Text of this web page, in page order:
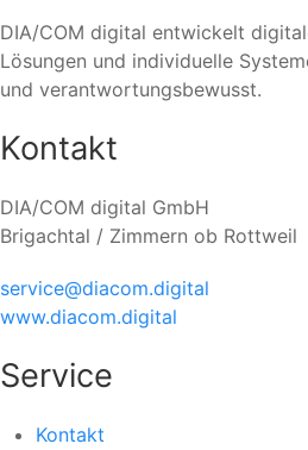
DIA/COM digital entwickelt
Lösungen und individuelle
und verantwortungsbewusst.
Kontakt
DIA/COM digital GmbH
Brigachtal / Zimmern ob Rottweil
service@diacom.digital
www.diacom.digital
Service
Kontakt